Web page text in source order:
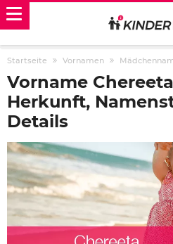
Startseite Vornamen
Vorname
Herkunft,
Details